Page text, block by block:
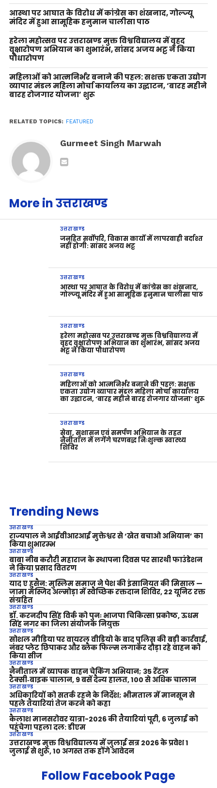
आस्था पर आघात के विरोध में कांग्रेस का शंखनाद, गोल्ज्यू
मंदिर में हुआ सामूहिक हनुमान चालीसा पाठ
हरेला महोत्सव पर उत्तराखण्ड मुक्त विश्वविद्यालय में वृहद
वृक्षारोपण अभियान का शुभारंभ, सांसद अजय भट्ट ने किया
पौधारोपण
महिलाओं को आत्मनिर्भर बनाने की पहल: सशक्त एकता उद्योग
व्यापार मंडल महिला मोर्चा कार्यालय का उद्घाटन, ‘बारह महीने
बारह रोजगार योजना’ शुरू
RELATED TOPICS: FEATURED
Gurmeet Singh Marwah
More in उत्तराखण्ड
उत्तराखण्ड
जनहित सर्वोपरि, विकास कार्यों में लापरवाही बर्दाश्त
नहीं होगी: सांसद अजय भट्ट
उत्तराखण्ड
आस्था पर आघात के विरोध में कांग्रेस का शंखनाद,
गोल्ज्यू मंदिर में हुआ सामूहिक हनुमान चालीसा पाठ
उत्तराखण्ड
हरेला महोत्सव पर उत्तराखण्ड मुक्त विश्वविद्यालय में
वृहद वृक्षारोपण अभियान का शुभारंभ, सांसद अजय
भट्ट ने किया पौधारोपण
उत्तराखण्ड
महिलाओं को आत्मनिर्भर बनाने की पहल: सशक्त
एकता उद्योग व्यापार मंडल महिला मोर्चा कार्यालय
का उद्घाटन, ‘बारह महीने बारह रोजगार योजना’ शुरू
उत्तराखण्ड
सेवा, सुशासन एवं समर्पण अभियान के तहत
नैनीताल में लगेंगे चरणबद्ध निःशुल्क स्वास्थ्य
शिविर
Trending News
उत्तराखण्ड
राज्यपाल ने आईवीआरआई मुक्तेश्वर से ‘खेत बचाओ अभियान’ का
किया शुभारम्भ
उत्तराखण्ड
बाबा नीब करौरी महाराज के स्थापना दिवस पर सारथी फाउंडेशन
ने किया प्रसाद वितरण
उत्तराखण्ड
याद ए हुसैन: मुस्लिम समाज ने पेश की इंसानियत की मिसाल —
जामा मस्जिद अल्मोड़ा में स्वैच्छिक रक्तदान शिविर, 22 यूनिट रक्त
संग्रहित
उत्तराखण्ड
डॉ. करनदीप सिंह विर्क को पुनः भाजपा चिकित्सा प्रकोष्ठ, ऊधम
सिंह नगर का जिला संयोजक नियुक्त
उत्तराखण्ड
सोशल मीडिया पर वायरल वीडियो के बाद पुलिस की बड़ी कार्रवाई,
नंबर प्लेट छिपाकर और ब्लैक फिल्म लगाकर दौड़ा रहे वाहन को
किया सीज
उत्तराखण्ड
नैनीताल में व्यापक वाहन चेकिंग अभियान; 35 रेंटल
टैक्सी‑बाइक चालान, 9 बसें दैन्य हालत, 100 से अधिक चालान
उत्तराखण्ड
अधिकारियों को सतर्क रहने के निर्देश; भीमताल में मानसून से
पहले तैयारियां तेज करने को कहा
उत्तराखण्ड
कैलाश मानसरोवर यात्रा-2026 की तैयारियां पूरी, 6 जुलाई को
पहुंचेगा पहला दल: डीएम
उत्तराखण्ड
उत्तराखण्ड मुक्त विश्वविद्यालय में जुलाई सत्र 2026 के प्रवेश 1
जुलाई से शुरू, 10 अगस्त तक होंगे आवेदन
Follow Facebook Page